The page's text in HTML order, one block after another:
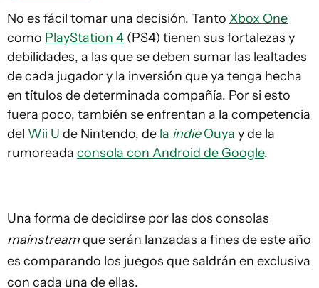
No es fácil tomar una decisión. Tanto Xbox One
como PlayStation 4 (PS4) tienen sus fortalezas y
debilidades, a las que se deben sumar las lealtades
de cada jugador y la inversión que ya tenga hecha
en títulos de determinada compañía. Por si esto
fuera poco, también se enfrentan a la competencia
del Wii U de Nintendo, de la indieOuya y de la
rumoreada consola con Android de Google.
Una forma de decidirse por las dos consolas
mainstreamque serán lanzadas a fines de este año
es comparando los juegos que saldrán en exclusiva
con cada una de ellas.